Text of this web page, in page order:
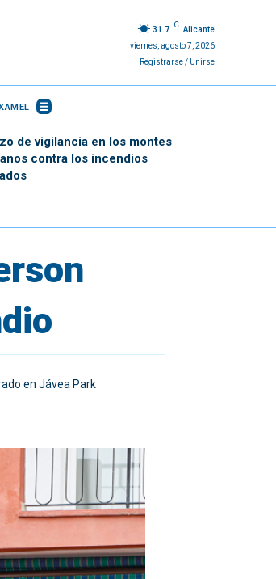
31.7
C
Alicante
viernes, agosto 7, 2026
Registrarse / Unirse
de vigilancia en los montes
contra los incendios
en Jávea Park